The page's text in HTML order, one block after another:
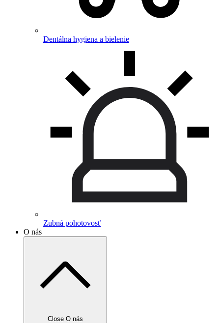
Dentálna hygiena a bielenie
Zubná pohotovosť
O nás
Close O nás